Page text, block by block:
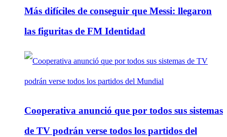
Más difíciles de conseguir que Messi: llegaron
las figuritas de FM Identidad
Cooperativa anunció que por todos sus sistemas
de TV podrán verse todos los partidos del